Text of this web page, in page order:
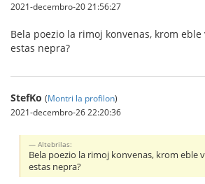
2021-decembro-20 21:56:27
Bela poezio la rimoj konvenas, krom
estas nepra?
StefKo (Montri la profilon)
2021-decembro-26 22:20:36
Altebrilas:
Bela poezio la rimoj konvenas, krom eble
estas nepra?